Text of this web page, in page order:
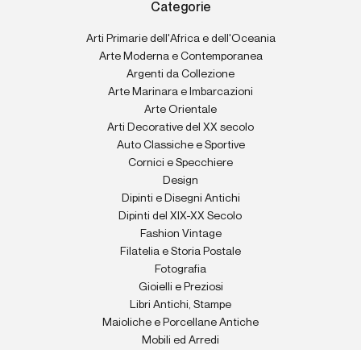
Categorie
Arti Primarie dell'Africa e dell'Oceania
Arte Moderna e Contemporanea
Argenti da Collezione
Arte Marinara e Imbarcazioni
Arte Orientale
Arti Decorative del XX secolo
Auto Classiche e Sportive
Cornici e Specchiere
Design
Dipinti e Disegni Antichi
Dipinti del XIX-XX Secolo
Fashion Vintage
Filatelia e Storia Postale
Fotografia
Gioielli e Preziosi
Libri Antichi, Stampe
Maioliche e Porcellane Antiche
Mobili ed Arredi